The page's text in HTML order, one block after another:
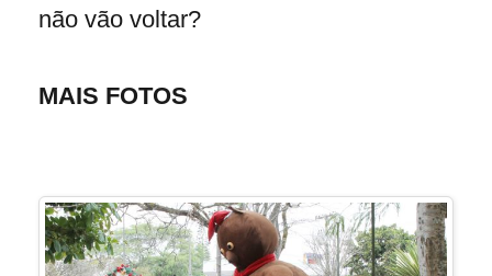
não vão voltar?
MAIS FOTOS